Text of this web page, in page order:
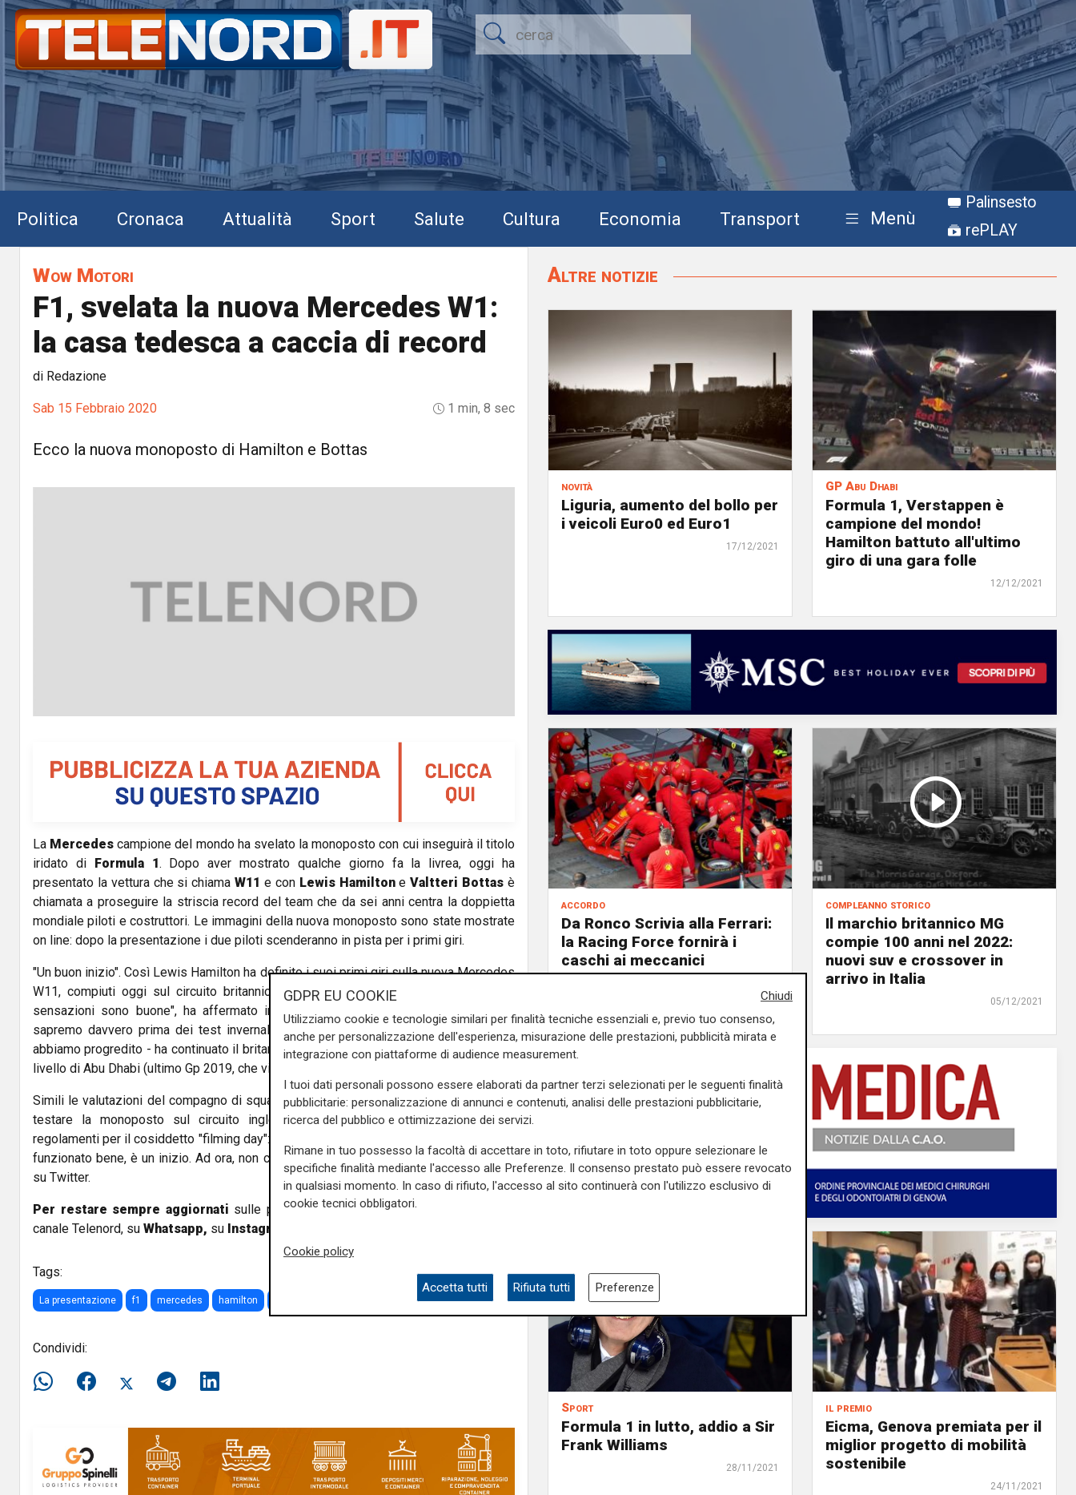
Politica Cronaca Attualità Sport Salute Cultura Economia Transport Menù
Palinsesto
rePLAY
Wow Motori
F1, svelata la nuova Mercedes W1:
la casa tedesca a caccia di record
di Redazione
Sab 15 Febbraio 2020 1 min, 8 sec
Ecco la nuova monoposto di Hamilton e Bottas
La Mercedes campione del mondo ha svelato la monoposto con cui inseguirà il titolo
iridato di Formula 1. Dopo aver mostrato qualche giorno fa la livrea, oggi ha
presentato la vettura che si chiamaW11 e con Lewis HamiltoneValtteri Bottas è
chiamata a proseguire la striscia record del team che da sei anni centra la doppietta
mondiale piloti e costruttori. Le immagini della nuova monoposto sono state mostrate
on line: dopo la presentazione i due piloti scenderanno in pista per i primi giri.
"Un buon inizio". Così Lewis Hamilton ha definito i suoi primi giri sulla nuova Mercedes
W11, compiuti oggi sul circuito britannico di Silverstone "Tutto è andato bene, le
sensazioni sono buone", ha affermato in un video pubblicato su Instagram. "Non
sapremo davvero prima dei test invernali quanto è buona questa macchina, quanto
abbiamo progredito - ha continuato il britannico - ma non siamo così lontani dal nostro
livello di Abu Dhabi (ultimo Gp 2019, che vinse, ndr), quindi è un buon inizio ".
Simili le valutazioni del compagno di squadra Valtteri Bottas, che era stato il primo a
testare la monoposto sul circuito inglese nel limite dei 100 km previsti dai
regolamenti per il cosiddetto "filming day": "La mia prima sensazione è buona. Tutto ha
funzionato bene, è un inizio. Ad ora, non ci sono problemi con la macchina", ha scritto
su Twitter.
Per restare sempre aggiornati sulle principali notizie sulla Liguria seguiteci sul
canale Telenord, su Whatsapp, su Instagram
Tags:
La presentazione f1 mercedes hamilton
Condividi:
Altre notizie
novità
Liguria, aumento del bollo per
i veicoli Euro0 ed Euro1
17/12/2021
GP Abu Dhabi
Formula 1, Verstappen è
campione del mondo!
Hamilton battuto all'ultimo
giro di una gara folle
12/12/2021
accordo
Da Ronco Scrivia alla Ferrari:
la Racing Force fornirà i
caschi ai meccanici
di Redazione
compleanno storico
Il marchio britannico MG
compie 100 anni nel 2022:
nuovi suv e crossover in
arrivo in Italia
05/12/2021
Sport
Formula 1 in lutto, addio a Sir
Frank Williams
28/11/2021
il premio
Eicma, Genova premiata per il
miglior progetto di mobilità
sostenibile
24/11/2021
Chiudi
GDPR EU COOKIE
Utilizziamo cookie e tecnologie similari per finalità tecniche essenziali e, previo tuo consenso,
anche per personalizzazione dell'esperienza, misurazione delle prestazioni, pubblicità mirata e
integrazione con piattaforme di audience measurement.
I tuoi dati personali possono essere elaborati da partner terzi selezionati per le seguenti finalità
pubblicitarie: personalizzazione di annunci e contenuti, analisi delle prestazioni pubblicitarie,
ricerca del pubblico e ottimizzazione dei servizi.
Rimane in tuo possesso la facoltà di accettare in toto, rifiutare in toto oppure selezionare le
specifiche finalità mediante l'accesso alle Preferenze. Il consenso prestato può essere revocato
in qualsiasi momento. In caso di rifiuto, l'accesso al sito continuerà con l'utilizzo esclusivo di
cookie tecnici obbligatori.
Cookie policy
Accetta tutti Rifiuta tutti Preferenze